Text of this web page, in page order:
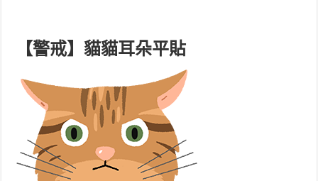
【警戒】貓貓耳朵平貼